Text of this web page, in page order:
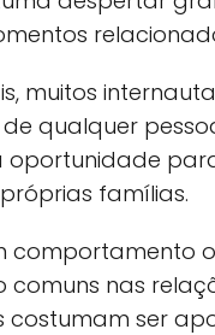
muitos
qualquer
famílias.
comportamento
comuns nas
costumam ser